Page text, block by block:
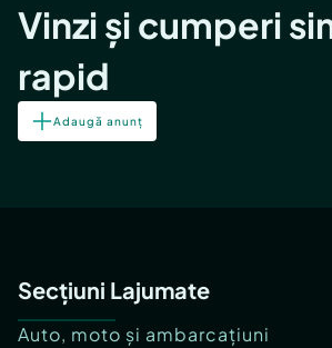
Vinzi și cumperi
rapid
Adaugă anunț
Secțiuni Lajumate
Auto, moto și ambarcațiuni